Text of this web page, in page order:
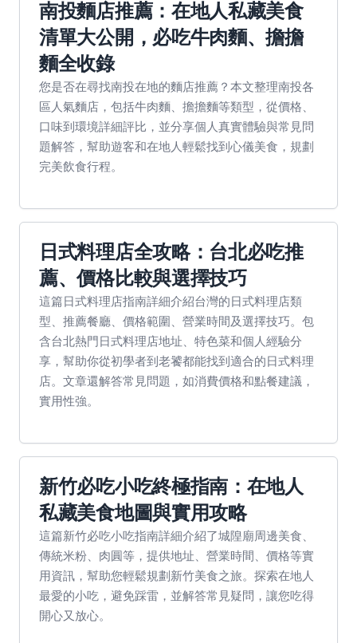
南投麵店推薦：在地人私藏美食
清單大公開，必吃牛肉麵、擔擔
麵全收錄
您是否在尋找南投在地的麵店推薦？本文整理南投各
區人氣麵店，包括牛肉麵、擔擔麵等類型，從價格、
口味到環境詳細評比，並分享個人真實體驗與常見問
題解答，幫助遊客和在地人輕鬆找到心儀美食，規劃
完美飲食行程。
日式料理店全攻略：台北必吃推
薦、價格比較與選擇技巧
這篇日式料理店指南詳細介紹台灣的日式料理店類
型、推薦餐廳、價格範圍、營業時間及選擇技巧。包
含台北熱門日式料理店地址、特色菜和個人經驗分
享，幫助你從初學者到老饕都能找到適合的日式料理
店。文章還解答常見問題，如消費價格和點餐建議，
實用性強。
新竹必吃小吃終極指南：在地人
私藏美食地圖與實用攻略
這篇新竹必吃小吃指南詳細介紹了城隍廟周邊美食、
傳統米粉、肉圓等，提供地址、營業時間、價格等實
用資訊，幫助您輕鬆規劃新竹美食之旅。探索在地人
最愛的小吃，避免踩雷，並解答常見疑問，讓您吃得
開心又放心。